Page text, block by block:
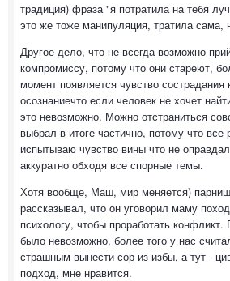
традиция) фраза "я потратила на тебя
это же тоже манипуляция, тратила сама,
Другое дело, что не всегда возможно
компромиссу, потому что они стареют,
момент появляется чувство сострадания
осознаниечто если человек не хочет
это невозможно. Можно отстраниться
выбрал в итоге частично, потому что
испытываю чувство вины что не
аккуратно обходя все спорные темы.
Хотя вообще, Маш, мир меняется)
рассказывал, что он уговорил маму
психологу, чтобы проработать
было невозможно, более того у нас
страшным вынести сор из избы, а тут -
подход, мне нравится.